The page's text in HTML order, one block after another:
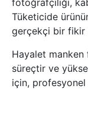
fotoğrafçılığı,
Tüketicide
gerçekçi bir fikir
Hayalet manken
süreçtir ve
için,